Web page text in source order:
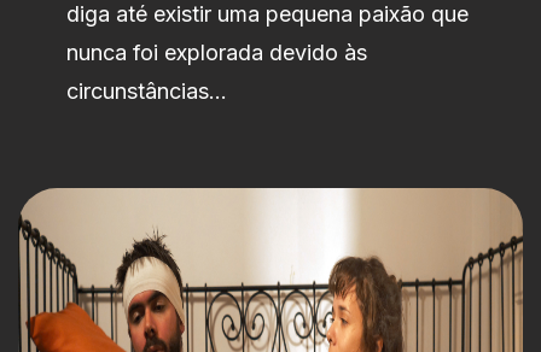
diga até existir uma pequena paixão que
nunca foi explorada devido às
circunstâncias…